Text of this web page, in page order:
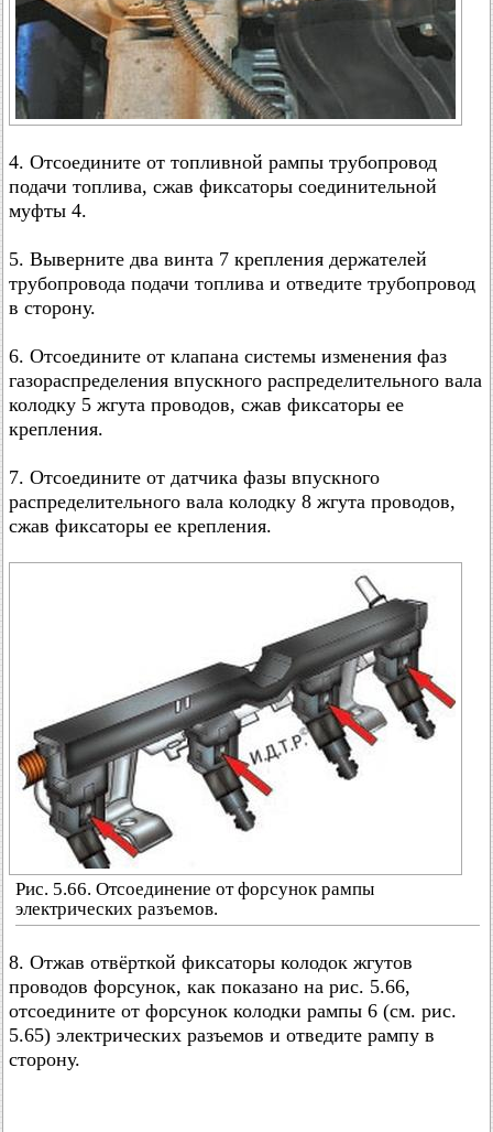
4. Отсоедините от топливной рампы трубопровод
подачи топлива, сжав фиксаторы соединительной
муфты 4.
5. Выверните два винта 7 крепления держателей
трубопровода подачи топлива и отведите трубопровод
в сторону.
6. Отсоедините от клапана системы изменения фаз
газораспределения впускного распределительного вала
колодку 5 жгута проводов, сжав фиксаторы ее
крепления.
7. Отсоедините от датчика фазы впускного
распределительного вала колодку 8 жгута проводов,
сжав фиксаторы ее крепления.
Рис. 5.66. Отсоединение от форсунок рампы
электрических разъемов.
8. Отжав отвёрткой фиксаторы колодок жгутов
проводов форсунок, как показано на рис. 5.66,
отсоедините от форсунок колодки рампы 6 (см. рис.
5.65) электрических разъемов и отведите рампу в
сторону.